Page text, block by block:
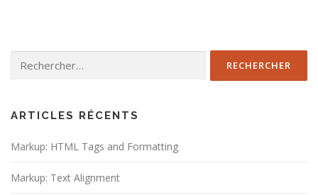
ARTICLES RÉCENTS
Markup: HTML Tags and Formatting
Markup: Text Alignment